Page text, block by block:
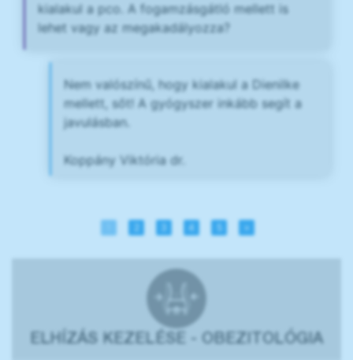
kialakul a pco. A fogamzásgátló mellett is
lehet vagy az megakadályozza?
Nem valószínű, hogy kialakul a Dienilke
mellett, sőt! A gyógyszer inkább segít a
javulásban.
Koppány Viktória dr.
4 »
ELHÍZÁS KEZELÉSE - OBEZITOLÓGIA